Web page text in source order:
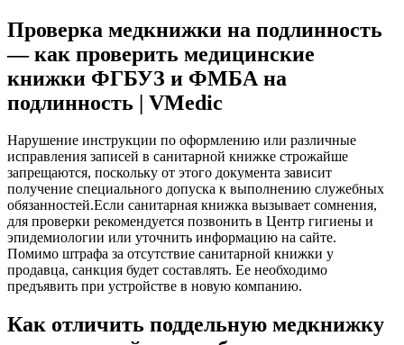
Проверка медкнижки на подлинность
— как проверить медицинские
книжки ФГБУЗ и ФМБА на
подлинность | VMedic
Нарушение инструкции по оформлению или различные
исправления записей в санитарной книжке строжайше
запрещаются, поскольку от этого документа зависит
получение специального допуска к выполнению служебных
обязанностей.Если санитарная книжка вызывает сомнения,
для проверки рекомендуется позвонить в Центр гигиены и
эпидемиологии или уточнить информацию на сайте.
Помимо штрафа за отсутствие санитарной книжки у
продавца, санкция будет составлять. Ее необходимо
предъявить при устройстве в новую компанию.
Как отличить поддельную медкнижку